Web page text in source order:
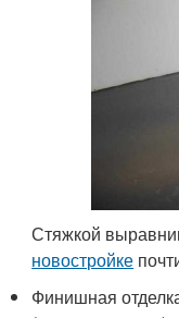
Стяжкой
новостройке
Финишная